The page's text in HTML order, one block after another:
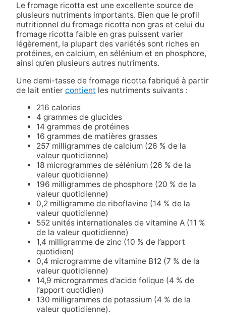
Le fromage ricotta est une excellente source de
plusieurs nutriments importants. Bien que le profil
nutritionnel du fromage ricotta non gras et celui du
fromage ricotta faible en gras puissent varier
légèrement, la plupart des variétés sont riches en
protéines, en calcium, en sélénium et en phosphore,
ainsi qu’en plusieurs autres nutriments.
Une demi-tasse de fromage ricotta fabriqué à partir
de lait entier contient les nutriments suivants :
216 calories
4 grammes de glucides
14 grammes de protéines
16 grammes de matières grasses
257 milligrammes de calcium (26 % de la
valeur quotidienne)
18 microgrammes de sélénium (26 % de la
valeur quotidienne)
196 milligrammes de phosphore (20 % de la
valeur quotidienne)
0,2 milligramme de riboflavine (14 % de la
valeur quotidienne)
552 unités internationales de vitamine A (11 %
de la valeur quotidienne)
1,4 milligramme de zinc (10 % de l’apport
quotidien)
0,4 microgramme de vitamine B12 (7 % de la
valeur quotidienne)
14,9 microgrammes d’acide folique (4 % de
l’apport quotidien)
130 milligrammes de potassium (4 % de la
valeur quotidienne).